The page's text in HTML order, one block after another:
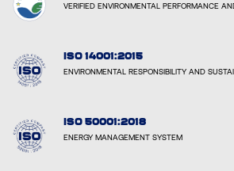
VERIFIED ENVIRONMENTAL PERFORMANCE
ISO 14001:2015
ENVIRONMENTAL RESPONSIBILITY AND
ISO 50001:2018
ENERGY MANAGEMENT SYSTEM